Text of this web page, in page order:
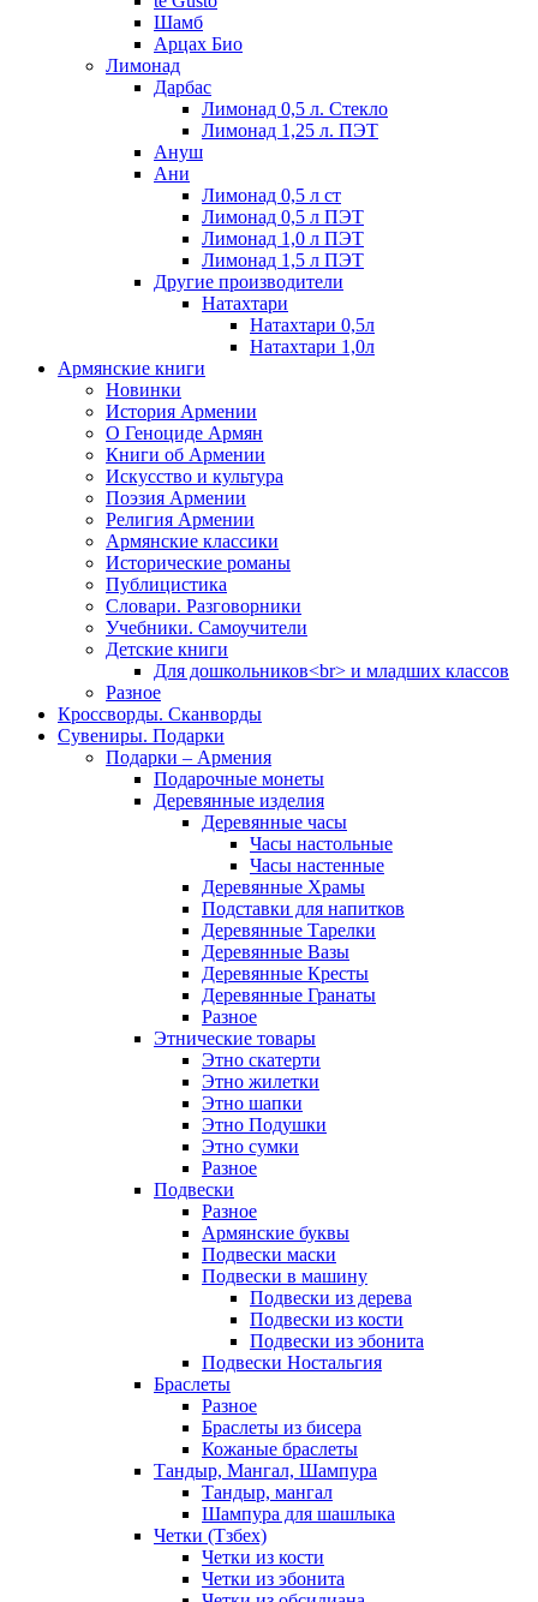
Шамб
Арцах Био
Лимонад
Дарбас
Лимонад 0,5 л. Стекло
Лимонад 1,25 л. ПЭТ
Ануш
Ани
Лимонад 0,5 л ст
Лимонад 0,5 л ПЭТ
Лимонад 1,0 л ПЭТ
Лимонад 1,5 л ПЭТ
Другие производители
Натахтари
Натахтари 0,5л
Натахтари 1,0л
Армянские книги
Новинки
История Армении
О Геноциде Армян
Книги об Армении
Иcкусство и культура
Поэзия Армении
Религия Армении
Армянские классики
Исторические романы
Публицистика
Словари. Разговорники
Учебники. Самоучители
Детские книги
Для дошкольников<br> и младших классов
Разное
Кроссворды. Сканворды
Сувениры. Подарки
Подарки – Армения
Подарочные монеты
Деревянные изделия
Деревянные часы
Часы настольные
Часы настенные
Деревянные Храмы
Подставки для напитков
Деревянные Тарелки
Деревянные Вазы
Деревянные Кресты
Деревянные Гранаты
Разное
Этнические товары
Этно скатерти
Этно жилетки
Этно шапки
Этно Подушки
Этно сумки
Разное
Подвески
Разное
Армянские буквы
Подвески маски
Подвески в машину
Подвески из дерева
Подвески из кости
Подвески из эбонита
Подвески Ностальгия
Браслеты
Разное
Браслеты из бисера
Кожаные браслеты
Тандыр, Мангал, Шампура
Тандыр, мангал
Шампура для шашлыка
Четки (Тзбех)
Четки из кости
Четки из эбонита